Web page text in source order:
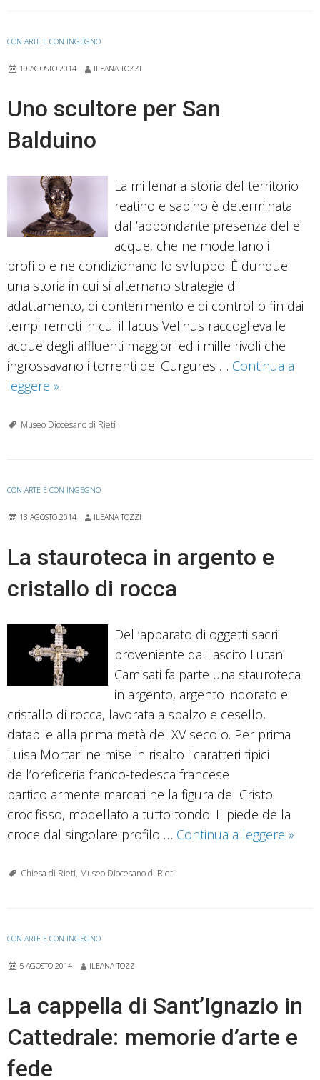
Bisini
CON ARTE E CON INGEGNO
19 AGOSTO 2014 ILEANA TOZZI
Uno scultore per San
Balduino
La millenaria storia del territorio
reatino e sabino è determinata
dall’abbondante presenza delle
acque, che ne modellano il
profilo e ne condizionano lo sviluppo. È dunque
una storia in cui si alternano strategie di
adattamento, di contenimento e di controllo fin dai
tempi remoti in cui il lacus Velinus raccoglieva le
acque degli affluenti maggiori ed i mille rivoli che
ingrossavano i torrenti dei Gurgures … Continua a
leggere Uno
per
»
Museo Diocesano di Rieti
CON ARTE E CON INGEGNO
13 AGOSTO 2014 ILEANA TOZZI
La stauroteca in argento e
cristallo di rocca
Dell’apparato di oggetti sacri
proveniente dal lascito Lutani
Camisati fa parte una stauroteca
in argento, argento indorato e
cristallo di rocca, lavorata a sbalzo e cesello,
databile alla prima metà del XV secolo. Per prima
Luisa Mortari ne mise in risalto i caratteri tipici
dell’oreficeria franco-tedesca francese
particolarmente marcati nella figura del Cristo
crocifisso, modellato a tutto tondo. Il piede della
croce dal singolare profilo … Continua a leggere La
»
Chiesa di Rieti, Museo Diocesano di Rieti
CON ARTE E CON INGEGNO
5 AGOSTO 2014 ILEANA TOZZI
La cappella di Sant’Ignazio in
Cattedrale: memorie d’arte e
fede